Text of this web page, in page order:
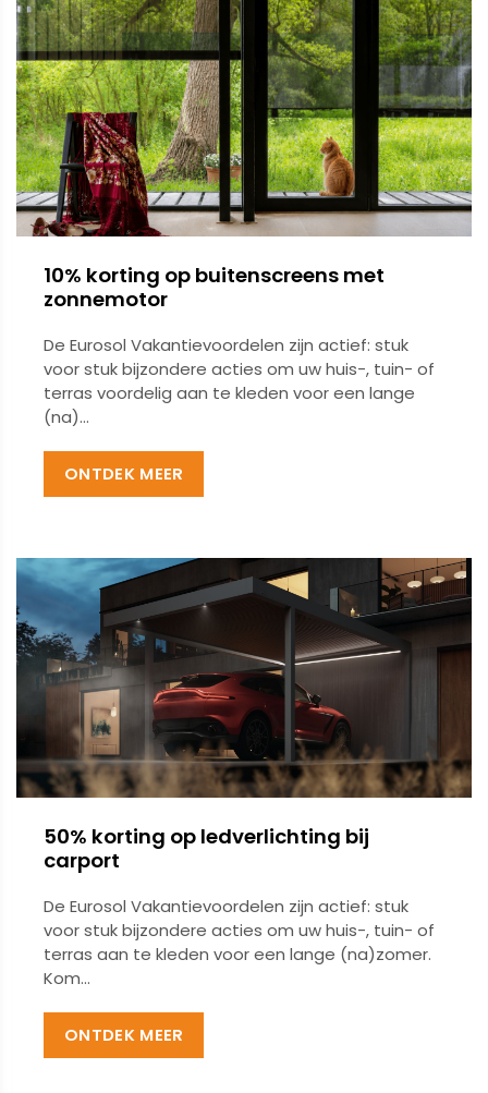
10% korting op buitenscreens met
zonnemotor
De Eurosol Vakantievoordelen zijn actief: stuk
voor stuk bijzondere acties om uw huis-, tuin- of
terras voordelig aan te kleden voor een lange
(na)...
ONTDEK MEER
50% korting op ledverlichting bij
carport
De Eurosol Vakantievoordelen zijn actief: stuk
voor stuk bijzondere acties om uw huis-, tuin- of
terras aan te kleden voor een lange (na)zomer.
Kom...
ONTDEK MEER